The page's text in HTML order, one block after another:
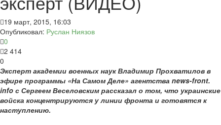
19 март, 2015, 16:03
Опубликовал: Руслан Ниязов
0
2 414
0
Эксперт академии военных наук Владимир Прохватилов в
эфире программы «На Самом Деле» агентства news-front.
info с Сергеем Веселовским рассказал о том, что украинские
войска концентрируются у линии фронта и готовятся к
наступлению.